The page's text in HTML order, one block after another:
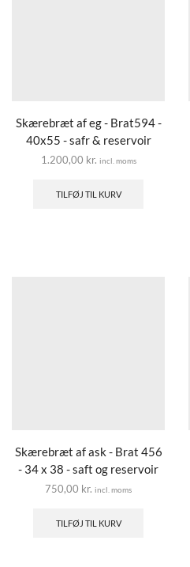
Skærebræt af eg - Brat594 -
40x55 - safr & reservoir
1.200,00 kr. incl. moms
TILFØJ TIL KURV
Skærebræt af ask - Brat 456
- 34 x 38 - saft og reservoir
750,00 kr. incl. moms
TILFØJ TIL KURV